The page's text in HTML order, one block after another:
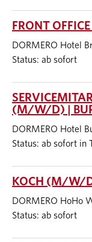
FRONT
DORMERO Hotel
Status: ab sofort
(M/W/D) |
DORMERO Hotel
Status: ab sofort in
KOCH (M/W/
DORMERO HoHo
Status: ab sofort